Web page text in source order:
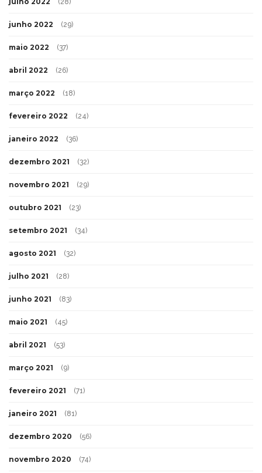
(28)
junho 2022 (29)
maio 2022 (37)
abril 2022 (26)
março 2022 (18)
fevereiro 2022 (24)
janeiro 2022 (36)
dezembro 2021 (32)
novembro 2021 (29)
outubro 2021 (23)
setembro 2021 (34)
agosto 2021 (32)
julho 2021 (28)
junho 2021 (83)
maio 2021 (45)
abril 2021 (53)
março 2021 (9)
fevereiro 2021 (71)
janeiro 2021 (81)
dezembro 2020 (56)
novembro 2020 (74)